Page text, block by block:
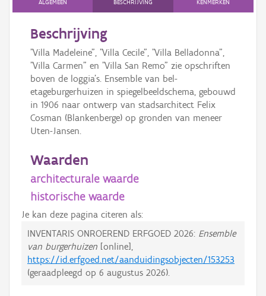
ALGEMEEN BESCHRIJVING KENMERKEN
Beschrijving
"Villa Madeleine", "Villa Cecile", "Villa Belladonna",
"Villa Carmen" en "Villa San Remo" zie opschriften
boven de loggia's. Ensemble van bel-
etageburgerhuizen in spiegelbeeldschema, gebouwd
in 1906 naar ontwerp van stadsarchitect Felix
Cosman (Blankenberge) op gronden van meneer
Uten-Jansen.
Waarden
architecturale waarde
historische waarde
Je kan deze pagina citeren als:
INVENTARIS ONROEREND ERFGOED 2026: Ensemble
van burgerhuizen [online],
https://id.erfgoed.net/aanduidingsobjecten/153253
(geraadpleegd op 6 augustus 2026).